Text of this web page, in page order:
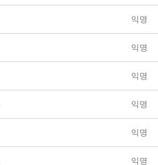
익명
익명
익명
익명
익명
익명